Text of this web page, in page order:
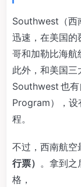
Southwest（西
迅速，在美国的
哥和加勒比海航
此外，和美国三
Southwest 也
Program），设
程。
不过，西南航空
行票） 。拿到之
格，